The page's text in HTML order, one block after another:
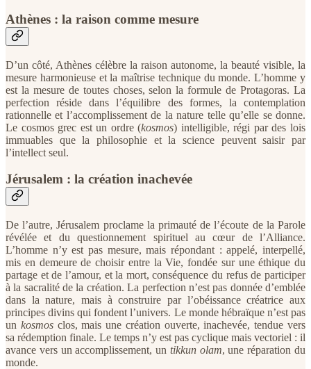
Athènes : la raison comme mesure
D’un côté, Athènes célèbre la raison autonome, la beauté visible, la
mesure harmonieuse et la maîtrise technique du monde. L’homme y
est la mesure de toutes choses, selon la formule de Protagoras. La
perfection réside dans l’équilibre des formes, la contemplation
rationnelle et l’accomplissement de la nature telle qu’elle se donne.
Le cosmos grec est un ordre (kosmos) intelligible, régi par des lois
immuables que la philosophie et la science peuvent saisir par
l’intellect seul.
Jérusalem : la création inachevée
De l’autre, Jérusalem proclame la primauté de l’écoute de la Parole
révélée et du questionnement spirituel au cœur de l’Alliance.
L’homme n’y est pas mesure, mais répondant : appelé, interpellé,
mis en demeure de choisir entre la Vie, fondée sur une éthique du
partage et de l’amour, et la mort, conséquence du refus de participer
à la sacralité de la création. La perfection n’est pas donnée d’emblée
dans la nature, mais à construire par l’obéissance créatrice aux
principes divins qui fondent l’univers. Le monde hébraïque n’est pas
un kosmosclos, mais une création ouverte, inachevée, tendue vers
sa rédemption finale. Le temps n’y est pas cyclique mais vectoriel : il
avance vers un accomplissement, un tikkun olam, une réparation du
monde.